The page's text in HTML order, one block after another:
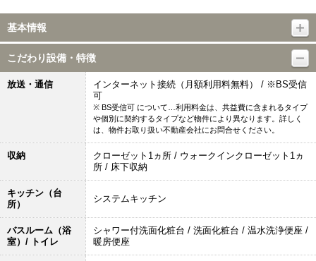
基本情報
こだわり設備・特徴
放送・通信
インターネット接続（月額利用料無料） / ※BS受信
可
※ BS受信可 について…利用料金は、共益費に含まれるタイプ
や個別に契約するタイプなど物件により異なります。詳しく
は、物件お取り扱い不動産会社にお問合せください。
収納
クローゼット1ヵ所 / ウォークインクローゼット1ヵ
所 / 床下収納
キッチン（台
所）
システムキッチン
バスルーム（浴
室）/ トイレ
シャワー付洗面化粧台 / 洗面化粧台 / 温水洗浄便座 /
暖房便座